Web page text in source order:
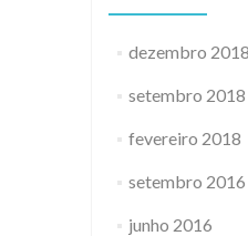
dezembro 2018
setembro 2018
fevereiro 2018
setembro 2016
junho 2016